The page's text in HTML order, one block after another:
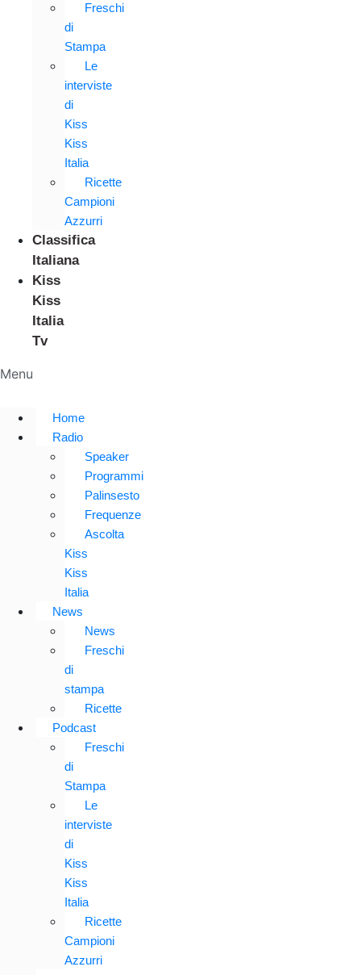
Freschi
di
Stampa
Le
interviste
di
Kiss
Kiss
Italia
Ricette
Campioni
Azzurri
Classifica
Italiana
Kiss
Kiss
Italia
Tv
Menu
Home
Radio
Speaker
Programmi
Palinsesto
Frequenze
Ascolta
Kiss
Kiss
Italia
News
News
Freschi
di
stampa
Ricette
Podcast
Freschi
di
Stampa
Le
interviste
di
Kiss
Kiss
Italia
Ricette
Campioni
Azzurri